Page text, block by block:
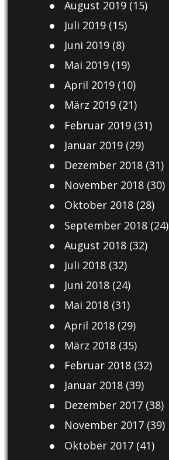
August 2019(15)
Juli 2019(15)
Juni 2019(8)
Mai 2019(19)
April 2019(10)
März 2019(21)
Februar 2019(31)
Januar 2019(29)
Dezember 2018(31)
November 2018(30)
Oktober 2018(28)
September 2018(24)
August 2018(32)
Juli 2018(32)
Juni 2018(24)
Mai 2018(31)
April 2018(29)
März 2018(35)
Februar 2018(32)
Januar 2018(39)
Dezember 2017(38)
November 2017(39)
Oktober 2017(41)